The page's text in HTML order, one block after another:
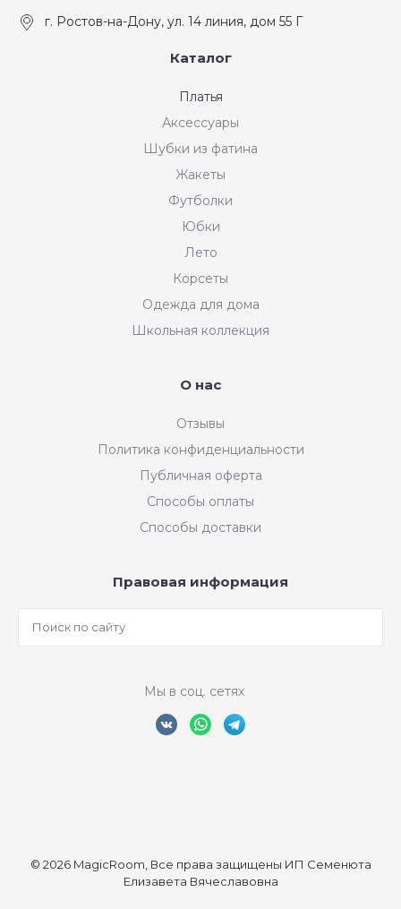
г. Ростов-на-Дону, ул. 14 линия, дом 55 Г
Каталог
Платья
Аксессуары
Шубки из фатина
Жакеты
Футболки
Юбки
Лето
Корсеты
Одежда для дома
Школьная коллекция
О нас
Отзывы
Политика конфиденциальности
Публичная оферта
Способы оплаты
Способы доставки
Правовая информация
Мы в соц. сетях
© 2026 MagicRoom, Все права защищены ИП Семенюта
Елизавета Вячеславовна